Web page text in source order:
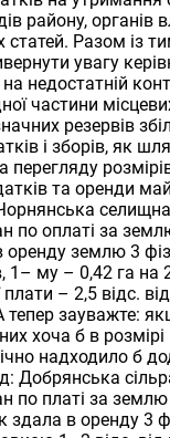
району, органів
Разом із
увагу
недостатній
частини
резервів
і зборів, як
перегляду
та оренди
по оплаті за
оренду землю 3
1– му – 0,42 га на
– 2,5 відс.
тепер зауважте:
хоча б в розмірі
надходило б
Добрянська
по платі за землю
здала в оренду 3